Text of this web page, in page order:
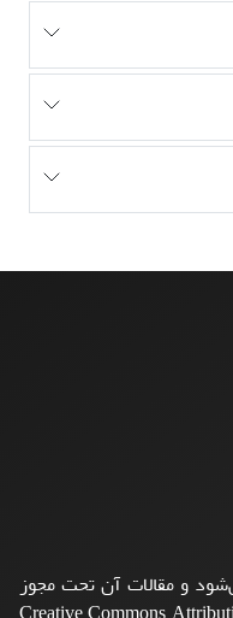
و مقالات آن تحت مجوز